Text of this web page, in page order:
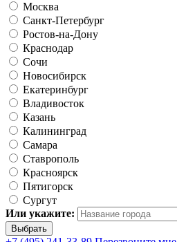
Москва
Санкт-Петербург
Ростов-на-Дону
Краснодар
Сочи
Новосибирск
Екатеринбург
Владивосток
Казань
Калининград
Самара
Ставрополь
Красноярск
Пятигорск
Сургут
Или укажите: